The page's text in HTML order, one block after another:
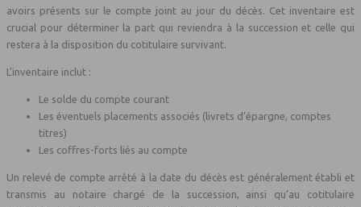
avoirs présents sur le compte joint au jour du décès. Cet inventaire est
crucial pour déterminer la part qui reviendra à la succession et celle qui
restera à la disposition du cotitulaire survivant.
L’inventaire inclut :
Le solde du compte courant
Les éventuels placements associés (livrets d’épargne, comptes
titres)
Les coffres-forts liés au compte
Un relevé de compte arrêté à la date du décès est généralement établi et
transmis au notaire chargé de la succession, ainsi qu’au cotitulaire